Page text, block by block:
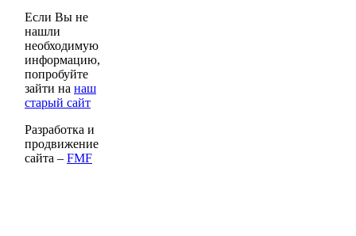
Если Вы не
нашли
необходимую
информацию,
попробуйте
зайти на наш
старый сайт
Разработка и
продвижение
сайта – FMF